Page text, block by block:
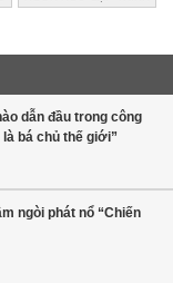
dẫn đầu trong công
bá chủ thế giới”
ngòi phát nổ “Chiến